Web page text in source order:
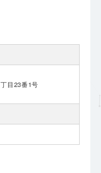
目23番1号